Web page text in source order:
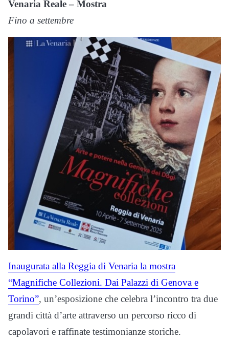
Venaria Reale – Mostra
Fino a settembre
Inaugurata alla Reggia di Venaria la mostra
“Magnifiche Collezioni. Dai Palazzi di Genova e
Torino”, un’esposizione che celebra l’incontro tra due
grandi città d’arte attraverso un percorso ricco di
capolavori e raffinate testimonianze storiche.